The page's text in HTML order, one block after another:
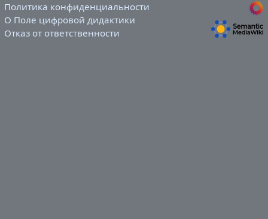
Политика конфиденциальности
О Поле цифровой дидактики
Отказ от ответственности